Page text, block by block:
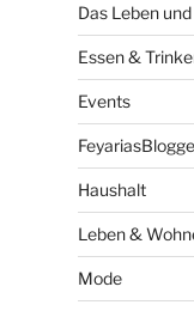
Das Leben
Essen &
Events
Haushalt
Leben &
Mode